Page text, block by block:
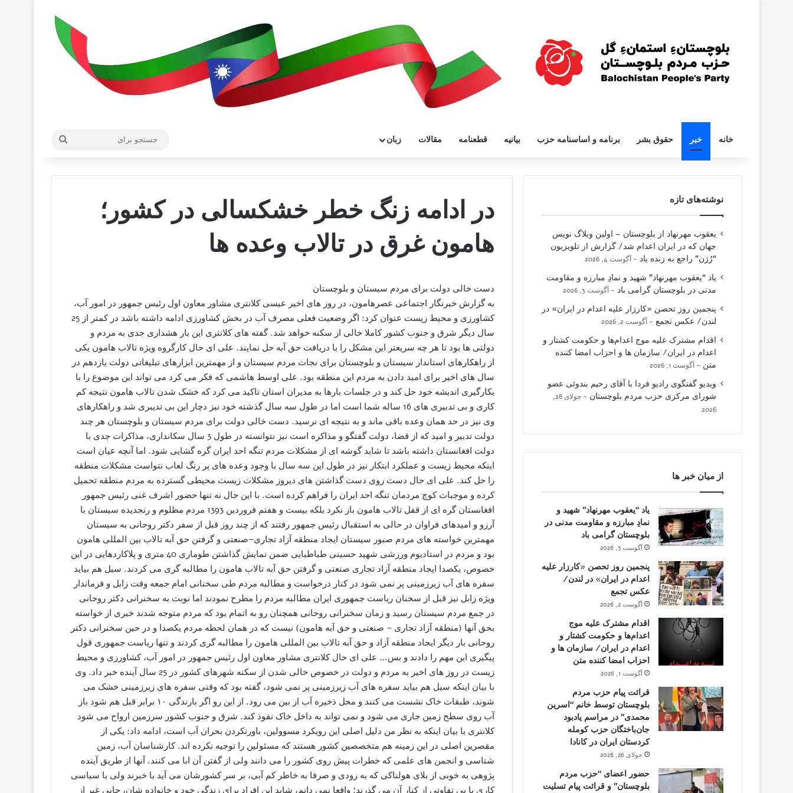
خانه خبر حقوق بشر برنامه و اساسنامه حزب بیانیه قطعنامه مقالات زبان
در ادامه زنگ خطر خشکسالی در کشور؛
هامون غرق در تالاب وعده ها
دست خالی دولت برای مردم سیستان و بلوچستان
به گزارش خبرنگار اجتماعی عصرهامون، در روز های اخیر عیسی کلانتری مشاور معاون اول رئیس جمهور در امور آب،
کشاورزی و محیط زیست عنوان کرد: اگر وضعیت فعلی مصرف آب در بخش کشاورزی ادامه داشته باشد در کمتر از 25
سال دیگر شرق و جنوب کشور کاملا خالی از سکنه خواهد شد. گفته های کلانتری این بار هشداری جدی به مردم و
دولتی ها بود تا هر چه سریعتر این مشکل را با دریافت حق آبه حل نمایند. علی ای حال کارگروه ویژه تالاب هامون یکی
از راهکارهای استاندار سیستان و بلوچستان برای نجات مردم سیستان و از مهمترین ابزارهای تبلیغاتی دولت یازدهم در
سال های اخیر برای امید دادن به مردم این منطقه بود. علی اوسط هاشمی که فکر می کرد می تواند این موضوع را با
بکارگیری اندیشه خود حل کند و در جلسات بارها به مدیران استان تاکید می کرد که خشک شدن تالاب هامون نتیجه کم
کاری و بی تدبیری های 16 ساله شما است اما در طول سه سال گذشته خود نیز دچار این بی تدیبری شد و راهکارهای
وی نیز در حد همان وعده باقی ماند و به نتیجه ای نرسید. دست خالی دولت برای مردم سیستان و بلوچستان هر چند
دولت تدبیر و امید که از قضا، دولت گفتگو و مذاکره است نیز نتوانسته در طول 3 سال سکانداری، مذاکرات جدی با
دولت افغانستان داشته باشد تا شاید گوشه ای از مشکلات مردم تنگه احد ایران گره گشایی شود. اما آنچه عیان است
اینکه محیط زیست و عملکرد ابتکار نیز در طول این سه سال با وجود وعده های پر رنگ لعاب نتواست مشکلات منطقه
را حل کند. علی ای حال دست روی دست گذاشتن های دیروز مشکلات زیست محیطی گسترده به مردم منطقه تحمیل
کرده و موجبات کوچ مردمان تنگه احد ایران را فراهم کرده است. با این حال نه تنها حضور اشرف غنی رئیس جمهور
افغانستان گره ای از قفل تالاب هامون باز نکرد بلکه بیست و هفتم فروردین 1393 مردم مظلوم و رنجدیده سیستان با
آرزو و امیدهای فراوان در حالی به استقبال رئیس جمهور رفتند که از چند روز قبل از سفر دکتر روحانی به سیستان
مهمترین خواسته های مردم صبور سیستان ایجاد منطقه آزاد تجاری–صنعتی و گرفتن حق آبه تالاب بین المللی هامون
بود و مردم در استادیوم ورزشی شهید حسینی طباطبایی ضمن نمایش گذاشتن طوماری 40 متری و پلاکاردهایی در این
خصوص، یکصدا ایجاد منطقه آزاد تجاری صنعتی و گرفتن حق آبه تالاب هامون را مطالبه گری می کردند. سیل هم بیاید
سفره های آب زیرزمینی پر نمی شود در کنار درخواست و مطالبه مردم طی سخنانی امام جمعه وقت زابل و فرماندار
ویژه زابل نیز قبل از سخنان ریاست جمهوری ایران مطالبه مردم را مطرح نمودند اما نوبت به سخنرانی دکتر روحانی
در جمع مردم سیستان رسید و زمان سخنرانی روحانی همچنان رو به اتمام بود که مردم متوجه شدند خبری از خواسته
بحق آنها (منطقه آزاد تجاری – صنعتی و حق آبه هامون) نیست که در همان لحظه مردم یکصدا و در حین سخنرانی دکتر
روحانی بار دیگر ایجاد منطقه آزاد و حق آبه تالاب بین المللی هامون را مطالبه گری کردند و تنها ریاست جمهوری قول
پیگیری این مهم را دادند و بس… علی ای حال کلانتری مشاور معاون اول رئیس جمهور در امور آب، کشاورزی و محیط
زیست در روز های اخیر به مردم و دولت در خصوص خالی شدن از سکنه شهرهای کشور در 25 سال آینده خبر داد. وی
با بیان اینکه سیل هم بیاید سفره های آب زیرزمینی پر نمی شود، گفته بود که وقتی سفره های زیرزمینی خشک می
شوند، طبقات خاک نشست می کنند و محل ذخیره آب از بین می رود. از این رو اگر بارندگی ۱۰ برابر قبل هم شود باز
آب روی سطح زمین جاری می شود و نمی تواند به داخل خاک نفوذ کند. شرق و جنوب کشور سرزمین ارواح می شود
کلانتری با بیان اینکه به نظر من دلیل اصلی این رویکرد مسوولین، باورنکردن بحران آب است، ادامه داد: یکی از
مقصرین اصلی در این زمینه هم متخصصین کشور هستند که مسئولین را توجیه نکرده اند. کارشناسان آب، زمین
شناسی و انجمن های علمی که خطرات پیش روی کشور را می دانند ولی از گفتن آن ابا می کنند. آنها از طریق آینده
پژوهی به خوبی از بلای هولناکی که به زودی و صرفا به خاطر کم آبی، بر سر کشورشان می آید با خبرند ولی با سیاسی
کاری یا بی تفاوتی از کنار آن می گذرند؛ واقعا نمی دانم، شاید این افراد برای زندگی خود و خانواده شان، جایی غیر از
نوشته‌های تازه
یعقوب مهرنهاد از بلوچستان – اولین وبلاگ نویس
جهان که در ایران اعدام شد/ گزارش از تلویزیون
“رُژن” راجع به زنده یاد
آگوست 4, 2026
یاد “یعقوب مهرنهاد” شهید و نمادِ مبارزه و مقاومت
مدنی در بلوچستان گرامی باد
آگوست 3, 2026
پنجمین روز تحصن «کارزار علیه اعدام در ایران» در
لندن/ عکس تجمع
آگوست 2, 2026
اقدام مشترک علیه موج اعدام‌ها و حکومت کشتار و
اعدام در ایران/ سازمان ها و احزاب امضا کننده
متن
آگوست 1, 2026
ویدیو گفتگوی رادیو فردا با آقای رحیم بندوئی عضو
شورای مرکزی حزب مردم بلوچستان
جولای 28,
2026
از میان خبر ها
یاد “یعقوب مهرنهاد” شهید و
نمادِ مبارزه و مقاومت مدنی در
بلوچستان گرامی باد
آگوست 3, 2026
پنجمین روز تحصن «کارزار علیه
اعدام در ایران» در لندن/
عکس تجمع
آگوست 2, 2026
اقدام مشترک علیه موج
اعدام‌ها و حکومت کشتار و
اعدام در ایران/ سازمان ها و
احزاب امضا کننده متن
آگوست 1, 2026
قرائت پیام حزب مردم
بلوچستان توسط خانم “اسرین
محمدی” در مراسم یادبود
جان‌باختگان حزب کومله
کردستان ایران در کانادا
جولای 26, 2026
حضور اعضای “حزب مردم
بلوچستان” و قرائت پیام تسلیت